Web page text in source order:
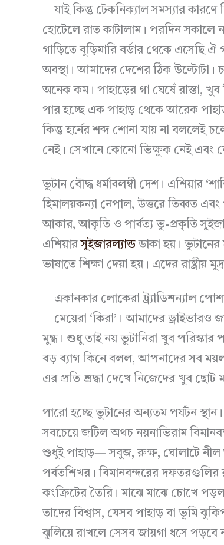
যাই কিন্তু টেকনিক্যাল সমস্যার
হোটেলে রাত কাটালাম। পরদিন সকালে
গাড়িতে বুড়িমারি বর্ডার থেকে এসেছি ঐ
অবস্থা। আমাদের দেশের ঠিক
অনেক কম। পাহাড়ের গা ঘেষেঁ রাস্তা, খুব
পার হচ্ছে এক পাহাড় থেকে আরেক
কিন্তু হর্নের শব্দ শোনা যায় না বললেই
নেই। সেখানে কোনো ভিক্ষুক নেই এবং
ভুটান বৌদ্ধ ধর্মাবলম্বী দেশ। এশিয়ার
হিমালয়কন্যা নেপাল, উত্তরে তিব্বত
আকার, আকৃতি ও পার্বত্য ভূ-প্রকৃতি
এশিয়ারসুইজারল্যান্ড ডাকা হয়।
ভাষাতে শিক্ষা দেয়া হয়। এদের রাষ্ট্রীয়
একানকার লোকেরা ট্র্যাডিশন্যাল
মেয়েরা ‘কিরা’। আমাদের
মুগ্ধ। শুধু তাই নয় ভুটানিরা খুব পরিস্কার
বড় ব্যাগ কিনে বলল, আপনাদের সব
এর প্রতি শ্রদ্ধা দেখে নিজেদের খুব ছোট
পারো হচ্ছে ভুটানের অন্যতম পর্যটন
সবচেয়ে জটিল অথচ নয়নাভিরাম
শুধুই পাহাড়— সবুজ, রুক্ষ, ঘোলাটে নীল
পর্বতশিখর। বিমানবন্দরের
কংক্রিটের তৈরি। মাঝে মাঝে চোখে
তাদের বিশ্বাস, যেসব পাহাড় বা ভূমি
ঝুলিয়ে রাখলে সেসব জায়গা ধসে পড়বে